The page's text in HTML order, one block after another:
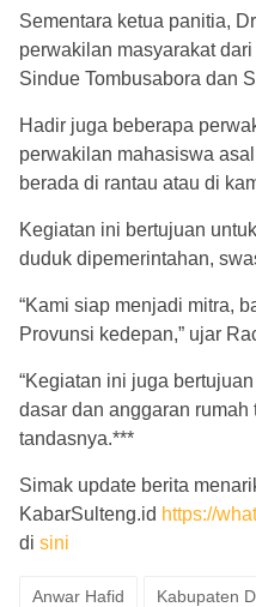
Sementara ketua panitia,
perwakilan masyarakat
Sindue Tombusabora dan
Hadir juga beberapa
perwakilan mahasiswa
berada di rantau atau di
Kegiatan ini bertujuan
duduk dipemerintahan,
“Kami siap menjadi mitra,
Provunsi kedepan,” ujar
“Kegiatan ini juga
dasar dan anggaran rumah
tandasnya.***
Simak update berita
KabarSulteng.id https://
di sini
Anwar Hafid Kabupaten